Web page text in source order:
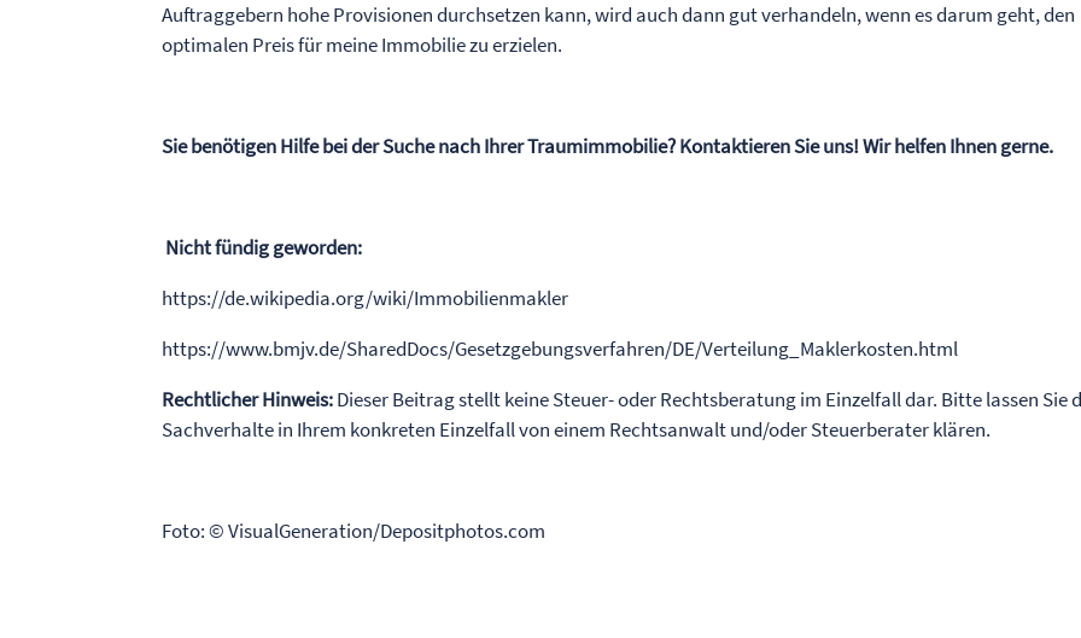
Auftraggebern hohe Provisionen durchsetzen kann, wird auch dann gut verhandeln, wenn es darum geht, den
optimalen Preis für meine Immobilie zu erzielen.
Sie benötigen Hilfe bei der Suche nach Ihrer Traumimmobilie? Kontaktieren Sie uns! Wir helfen Ihnen gerne.
Nicht fündig geworden:
https://de.wikipedia.org/wiki/Immobilienmakler
https://www.bmjv.de/SharedDocs/Gesetzgebungsverfahren/DE/Verteilung_Maklerkosten.html
Rechtlicher Hinweis:Dieser Beitrag stellt keine Steuer- oder Rechtsberatung im Einzelfall dar. Bitte lassen Sie
Sachverhalte in Ihrem konkreten Einzelfall von einem Rechtsanwalt und/oder Steuerberater klären.
Foto: © VisualGeneration/Depositphotos.com